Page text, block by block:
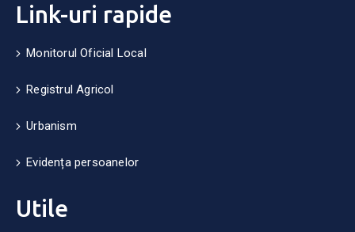
Link-uri rapide
Monitorul Oficial Local
Registrul Agricol
Urbanism
Evidența persoanelor
Utile